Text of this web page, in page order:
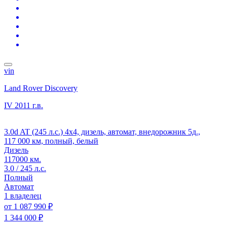
vin
Land Rover Discovery
IV 2011 г.в.
3.0d AT (245 л.с.) 4x4, дизель, автомат, внедорожник 5д.,
117 000 км, полный, белый
Дизель
117000 км.
3.0 / 245 л.с.
Полный
Автомат
1 владелец
от 1 087 990 ₽
1 344 000 ₽